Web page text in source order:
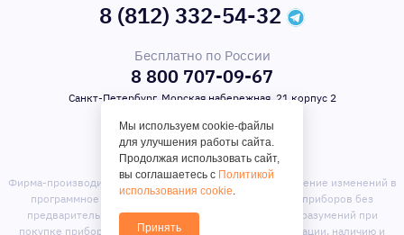
8 (812) 332-54-32
Бесплатно по России
8 800 707-09-67
Санкт-Петербург, Морская набережная, 21 корпус 2
Фирма-производитель оставляет за собой право на внесение изменений в
программное обеспечение, дизайн и комплектацию приборов без
предварительного уведомления. Во избежание недоразумений при
покупке приборов уточняйте информацию о комплектации, наличию и
Мы используем cookie-файлы
для улучшения работы сайта.
Продолжая использовать сайт,
вы соглашаетесь с Политикой
использования cookie.
Принять